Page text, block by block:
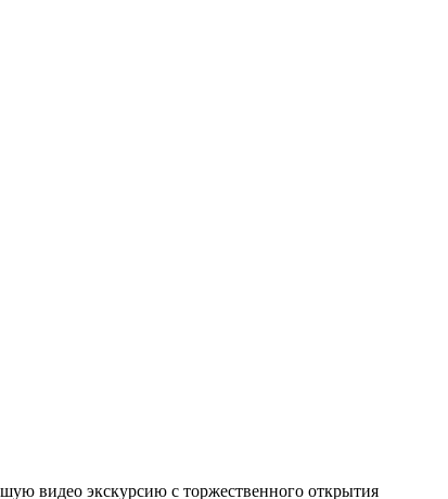
видео экскурсию с торжественного открытия